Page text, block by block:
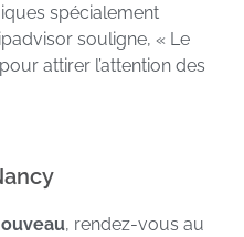
spécialement
souligne, « Le
attirer l’attention des
, rendez-vous au